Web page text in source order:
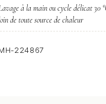
à la main ou cycle délicat 30
de toute source de chaleur
224867